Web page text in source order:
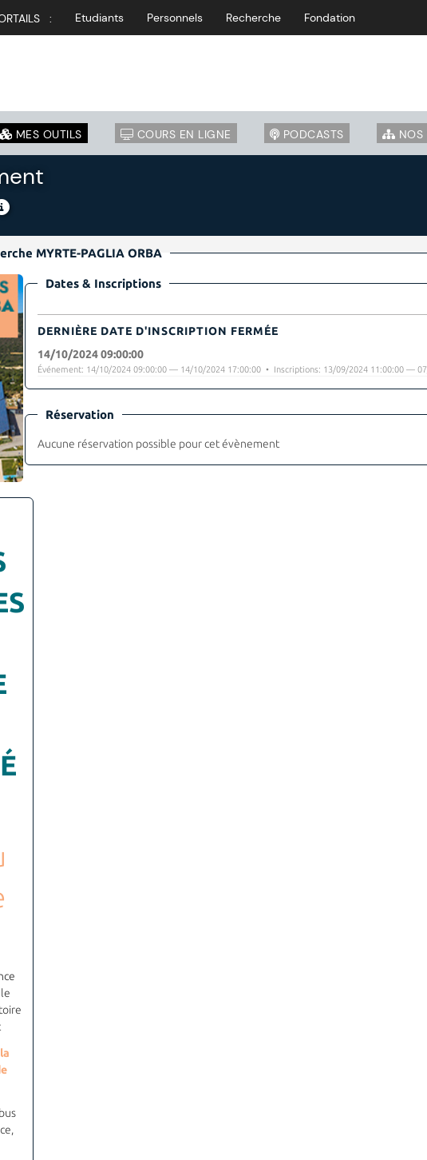
: Etudiants Personnels Recherche Fondation
MES OUTILS COURS EN LIGNE PODCASTS NOS
MYRTE-PAGLIA ORBA
la
Dates & Inscriptions
DERNIÈRE DATE D'INSCRIPTION FERMÉE
14/10/2024 09:00:00
Événement: 14/10/2024 09:00:00 — 14/10/2024 17:00:00 • Inscriptions: 13/09/2024 11:00:00 —
Réservation
Aucune réservation possible pour cet évènement